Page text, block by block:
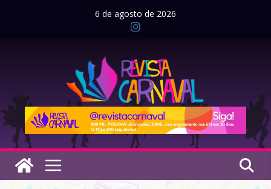
6 de agosto de 2026